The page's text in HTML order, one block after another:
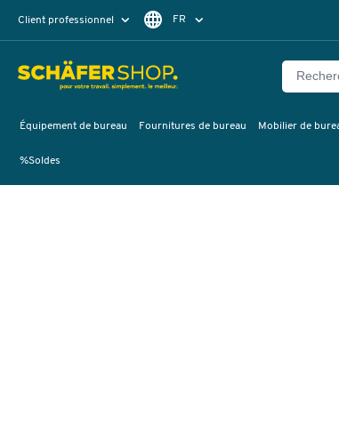
Client professionnel FR
EN
Équipement de bureau Fournitures de bureau Mobilier de
%Soldes